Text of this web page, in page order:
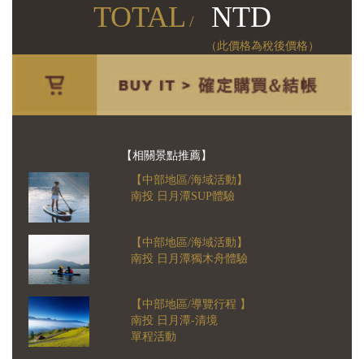
TOTAL / NTD
（此價格為稅後價格）
【相關景點推薦】
【中部地區/海域活動】
南投 日月潭SUP體驗
【中部地區/海域活動】
南投 日月潭獨木舟體驗
【中部地區/導覽行程 】
南投 日月潭-清境
單程活動